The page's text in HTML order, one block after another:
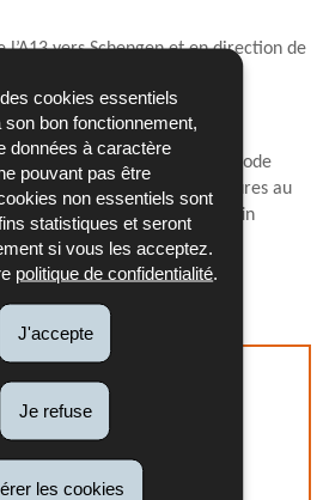
cookies essentiels
bon fonctionnement,
données à caractère
pouvant pas être
non essentiels sont
statistiques et seront
si vous les acceptez.
politique de confidentialité
J'accepte
Je refuse
les cookies
l’A13 vers Schengen et en direction de
via l’A13 en direction de
l’A13 en direction de
Mondorf.
au changement du mode
étant exécutés quelques heures au
du trafic sont attendues en fin
être consulté sur le site
.